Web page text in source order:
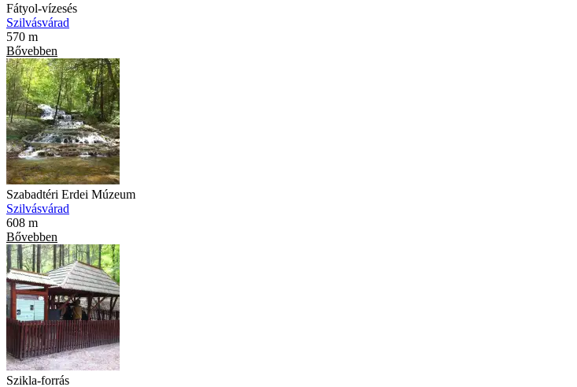
Fátyol-vízesés
Szilvásvárad
570 m
Bővebben
Szabadtéri Erdei Múzeum
Szilvásvárad
608 m
Bővebben
Szikla-forrás